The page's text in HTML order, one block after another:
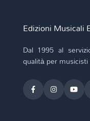
Edizioni Musicali
Dal 1995 al
qualità per